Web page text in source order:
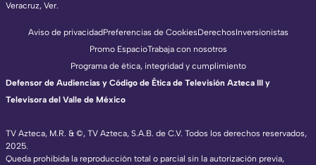
Veracruz, Ver.
TV Azteca, M.R. & ©, TV Azteca, S.A.B. de C.V. Todos los derechos reservados,
2025.
Queda prohibida la reproducción total o parcial sin la autorización previa,
Aviso de privacidadPreferencias de CookiesDerechosInversionistas
Promo EspacioTrabaja con nosotros
Programa de ética, integridad y cumplimiento
Defensor de Audiencias y Código de Ética de Televisión Azteca III y
Televisora del Valle de México